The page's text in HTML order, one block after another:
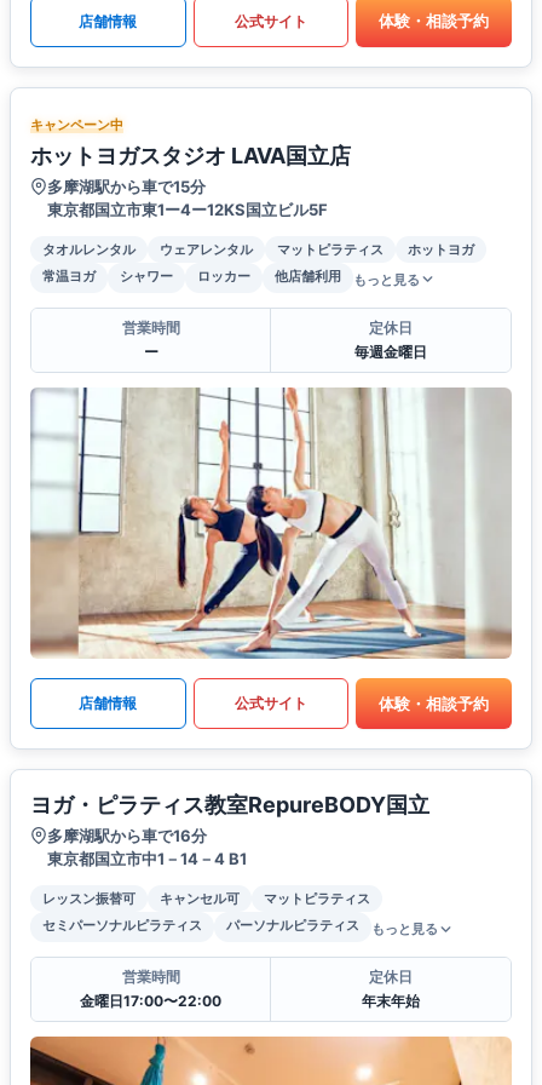
店舗情報 公式サイト 体験・相談予約
キャンペーン中
ホットヨガスタジオ LAVA国立店
多摩湖駅から車で15分
東京都国立市東1ー4ー12KS国立ビル5F
タオルレンタル ウェアレンタル マットピラティス
ホットヨガ
常温ヨガ
シャワー ロッカー 他店舗利用 もっと見る
営業時間
ー
定休日
毎週金曜日
店舗情報 公式サイト 体験・相談予約
ヨガ・ピラティス教室RepureBODY国立
多摩湖駅から車で16分
東京都国立市中1－14－4 B1
レッスン振替可 キャンセル可
マットピラティス
セミパーソナルピラティス
パーソナルピラティス もっと見る
営業時間
金曜日17:00〜22:00
定休日
年末年始